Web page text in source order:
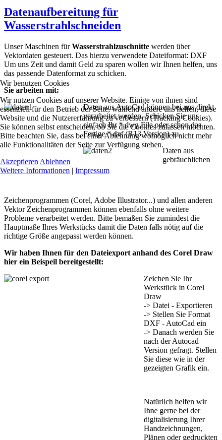
Datenaufbereitung für
Wasserstrahlschneiden
Unser Maschinen fürWasserstrahlzuschnitte werden über
Vektordaten gesteuert. Das hierzu verwendete Dateiformat: DXF
Um uns Zeit und damit Geld zu sparen wollen wir Ihnen helfen, uns
das passende Datenformat zu schicken.
Sie arbeiten mit:
Daten aus AutoCad können bei uns direkt
verarbeitet werden. Schicken Sie uns
einfach Ihr *.dwg File oder schon das
Fertige *.dxf (R13 Version) zu.
Daten aus
gebräuchlichen
Zeichenprogrammen (Corel, Adobe Illustrator...) und allen anderen
Vektor Zeichenprogrammen können ebenfalls ohne weitere
Probleme verarbeitet werden. Bitte bemaßen Sie zumindest die
Hauptmaße Ihres Werkstücks damit die Daten falls nötig auf die
richtige Größe angepasst werden können.
Wir haben Ihnen für den Dateiexport anhand des Corel Draw
hier ein Beispeil bereitgestellt:
Zeichen Sie Ihr
Werkstück in Corel
Draw
-> Datei - Exportieren
-> Stellen Sie Format
DXF - AutoCad ein
-> Danach werden Sie
nach der Autocad
Version gefragt. Stellen
Sie diese wie in der
gezeigten Grafik ein.
Natürlich helfen wir
Ihne gerne bei der
digitalisierung Ihrer
Handzeichnungen,
Plänen oder gedruckten
Wir benutzen Cookies
Wir nutzen Cookies auf unserer Website. Einige von ihnen sind
essenziell für den Betrieb der Seite, während andere uns helfen, diese
Website und die Nutzererfahrung zu verbessern (Tracking Cookies).
Sie können selbst entscheiden, ob Sie die Cookies zulassen möchten.
Bitte beachten Sie, dass bei einer Ablehnung womöglich nicht mehr
alle Funktionalitäten der Seite zur Verfügung stehen.
Akzeptieren Ablehnen
Weitere Informationen | Impressum